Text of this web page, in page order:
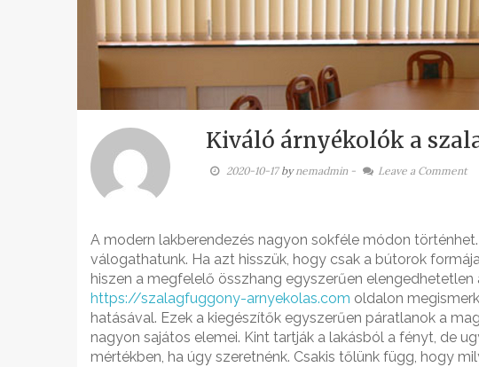
Kiváló árnyékolók a
2020-10-17bynemadmin - Leave a Comment
A modern lakberendezés nagyon sokféle módon
válogathatunk. Ha azt hisszük, hogy csak a bútorok
hiszen a megfelelő összhang egyszerűen
https://szalagfuggony-arnyekolas.com oldalon
hatásával. Ezek a kiegészítők egyszerűen páratlanok a
nagyon sajátos elemei. Kint tartják a lakásból a fényt, de
mértékben, ha úgy szeretnénk. Csakis tőlünk függ, hogy